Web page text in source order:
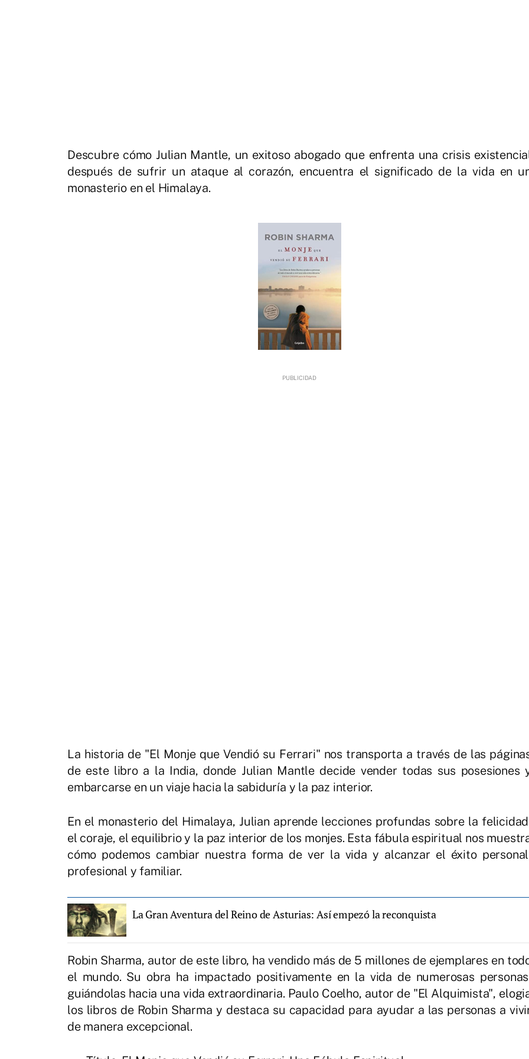
Descubre cómo Julian Mantle, un exitoso abogado que enfrenta una crisis
después de sufrir un ataque al corazón, encuentra el significado de la vida en
monasterio en el Himalaya.
La historia de "El Monje que Vendió su Ferrari" nos transporta a través de las
de este libro a la India, donde Julian Mantle decide vender todas sus posesiones
embarcarse en un viaje hacia la sabiduría y la paz interior.
En el monasterio del Himalaya, Julian aprende lecciones profundas sobre la
el coraje, el equilibrio y la paz interior de los monjes. Esta fábula espiritual nos
cómo podemos cambiar nuestra forma de ver la vida y alcanzar el éxito
profesional y familiar.
La Gran Aventura del Reino de Asturias: Así empezó la reconquista
Robin Sharma, autor de este libro, ha vendido más de 5 millones de ejemplares en
el mundo. Su obra ha impactado positivamente en la vida de numerosas
guiándolas hacia una vida extraordinaria. Paulo Coelho, autor de "El Alquimista",
los libros de Robin Sharma y destaca su capacidad para ayudar a las personas a
de manera excepcional.